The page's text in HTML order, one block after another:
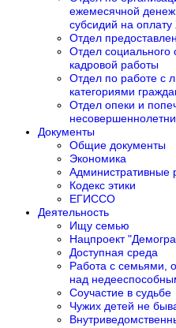
ежемесячной
субсидий на
Отдел
Отдел социального
кадровой работы
Отдел по работе с
категориями
Отдел опеки и
Документы
Общие документы
Экономика
Административные
Кодекс этики
ЕГИССО
Деятельность
Ищу семью
Нацпроект
Доступная среда
Работа с семьями,
над
Соучастие в судьбе
Чужих детей не